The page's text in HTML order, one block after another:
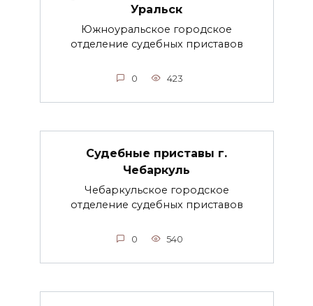
Уральск
Южноуральское городское
отделение судебных приставов
0 423
Судебные приставы г.
Чебаркуль
Чебаркульское городское
отделение судебных приставов
0 540